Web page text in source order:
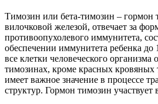
Тимозин или бета-тимозин – гормон
вилочковой железой, отвечает за
противоопухолевого иммунитета,
обеспечении иммунитета ребенка до
все клетки человеческого организма
тимозинах, кроме красных кровяных
имеет важное значение в процессе
структур. Гормон тимозин